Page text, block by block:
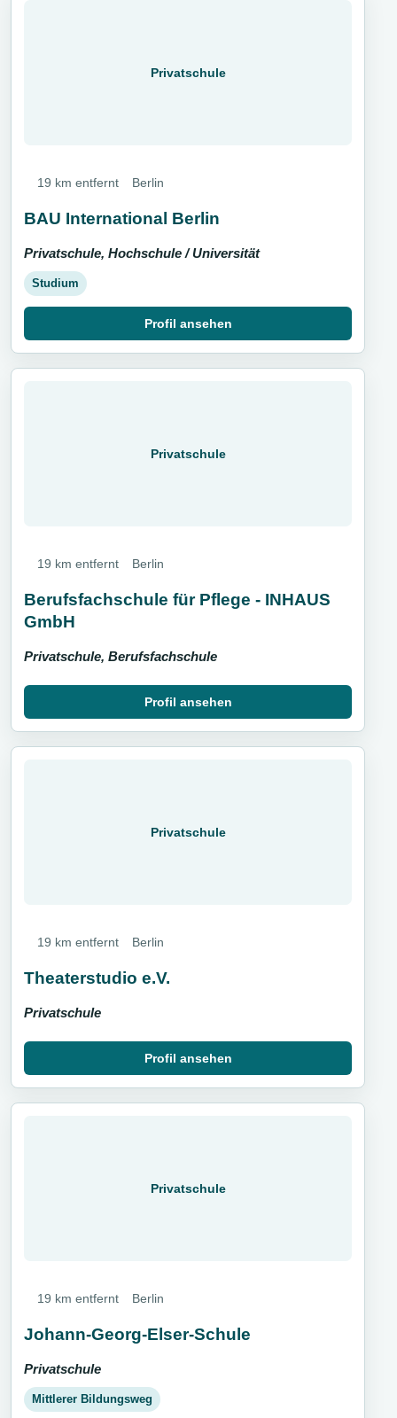
Privatschule
19 km entfernt Berlin
BAU International Berlin
Privatschule, Hochschule / Universität
Studium
Profil ansehen
Privatschule
19 km entfernt Berlin
Berufsfachschule für Pflege - INHAUS
GmbH
Privatschule, Berufsfachschule
Profil ansehen
Privatschule
19 km entfernt Berlin
Theaterstudio e.V.
Privatschule
Profil ansehen
Privatschule
19 km entfernt Berlin
Johann-Georg-Elser-Schule
Privatschule
Mittlerer Bildungsweg